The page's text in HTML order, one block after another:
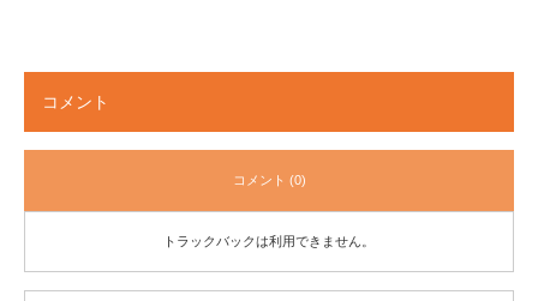
コメント
コメント (0)
トラックバックは利用できません。